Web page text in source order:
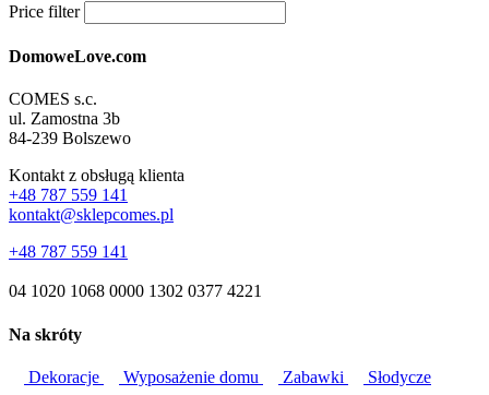
Price filter
DomoweLove.com
COMES s.c.
ul. Zamostna 3b
84-239 Bolszewo
Kontakt z obsługą klienta
+48 787 559 141
kontakt@sklepcomes.pl
+48 787 559 141
04 1020 1068 0000 1302 0377 4221
Na skróty
Dekoracje Wyposażenie domu Zabawki Słodycze